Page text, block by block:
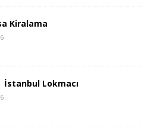
Kiralama
İstanbul Lokmacı